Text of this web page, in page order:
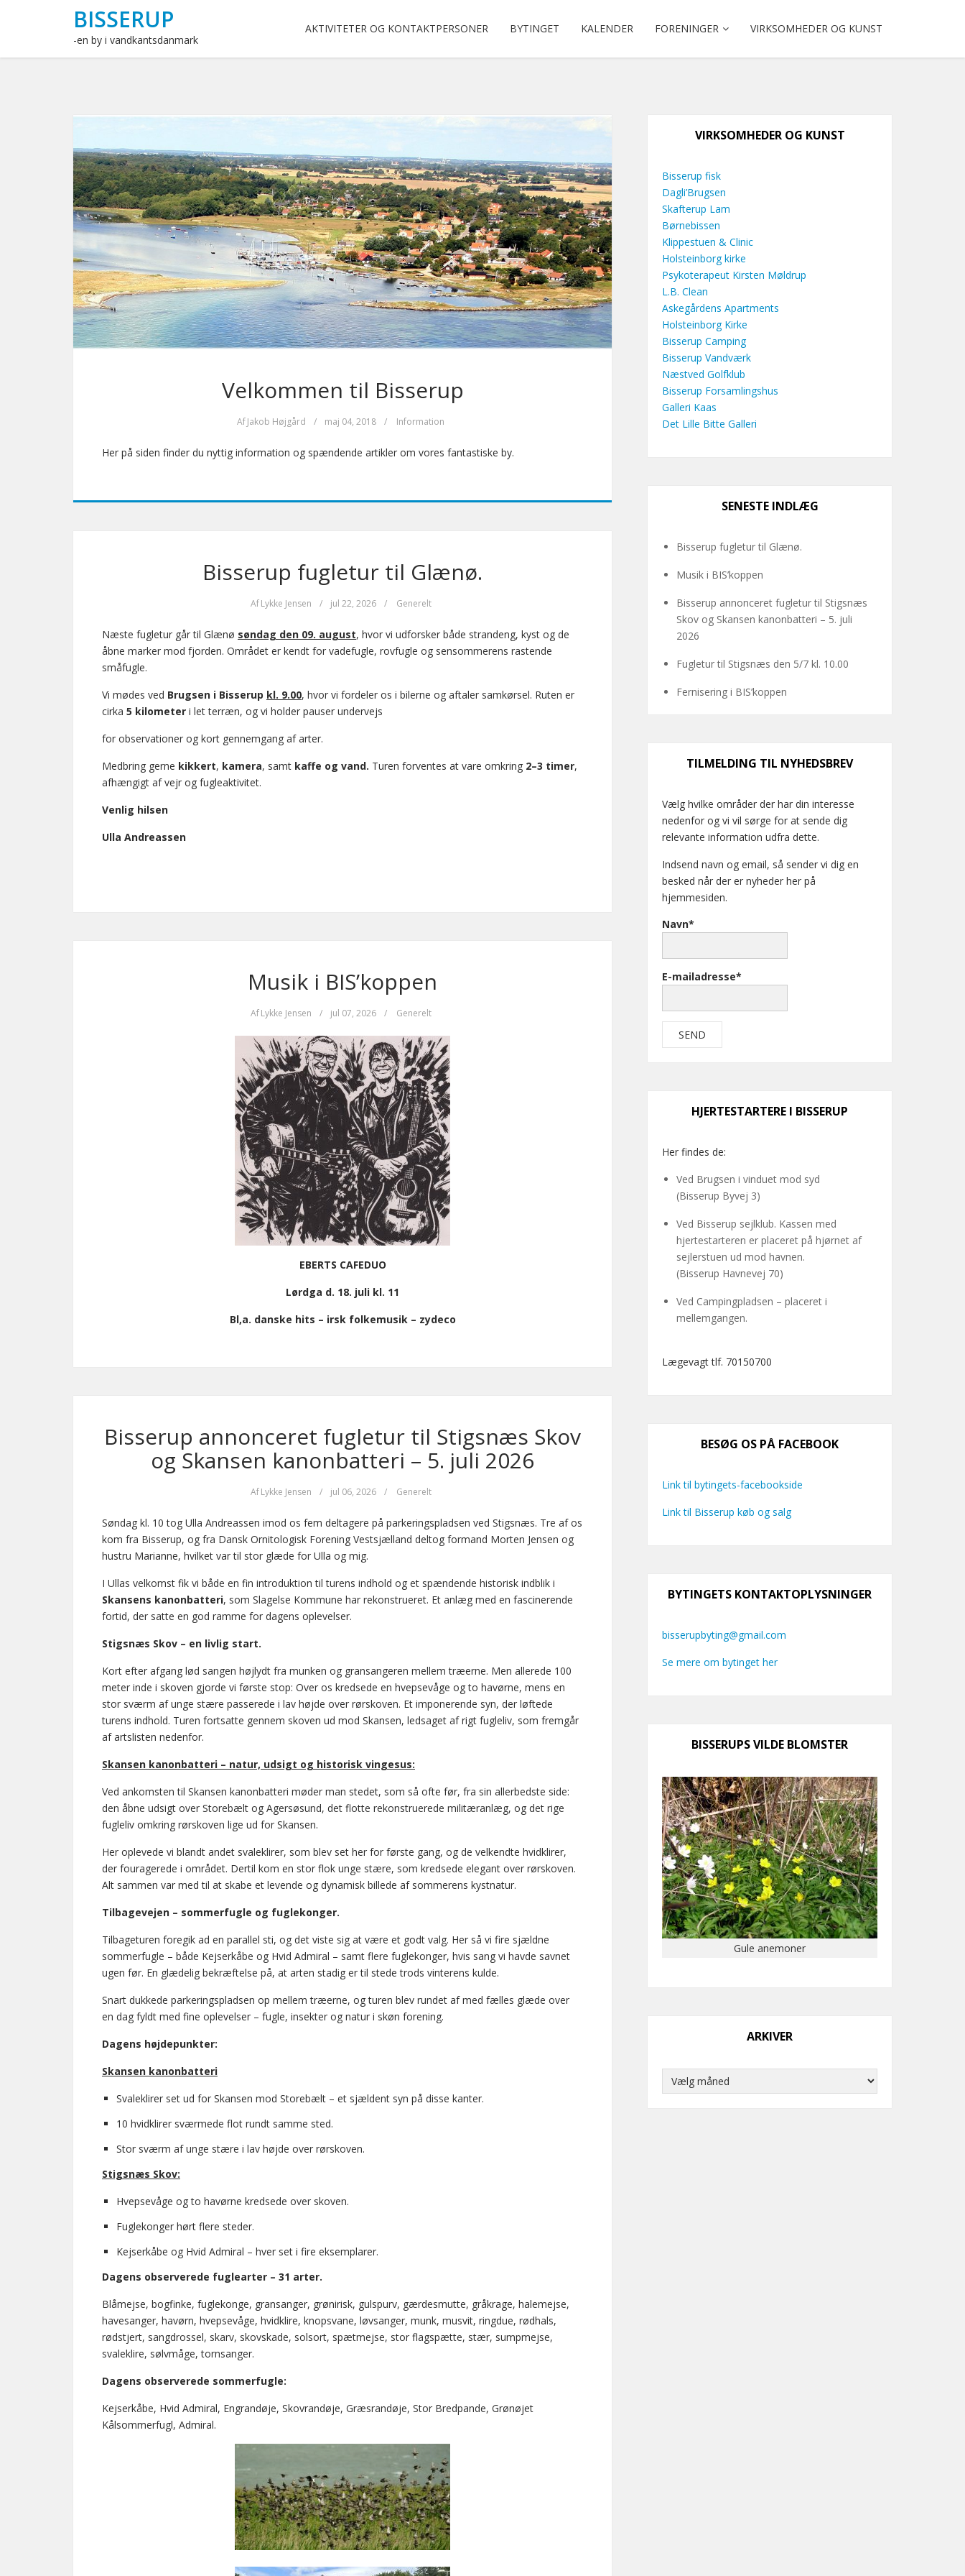
BISSERUP
-en by i vandkantsdanmark
AKTIVITETER OG KONTAKTPERSONER BYTINGET KALENDER FORENINGER VIRKSOMHEDER OG KUNST
Velkommen til Bisserup
AfJakob Højgård / maj 04, 2018 / Information
Her på siden finder du nyttig information og spændende artikler om vores fantastiske by.
Bisserup fugletur til Glænø.
Af Lykke Jensen / jul 22, 2026 / Generelt
Næste fugletur går til Glænø søndag den 09. august, hvor vi udforsker både strandeng, kyst og de
åbne marker mod fjorden. Området er kendt for vadefugle, rovfugle og sensommerens rastende
småfugle.
Vi mødes ved Brugsen i Bisserup kl. 9.00, hvor vi fordeler os i bilerne og aftaler samkørsel. Ruten er
cirka 5 kilometer i let terræn, og vi holder pauser undervejs
for observationer og kort gennemgang af arter.
Medbring gerne kikkert, kamera, samt kaffe og vand. Turen forventes at vare omkring 2–3 timer,
afhængigt af vejr og fugleaktivitet.
Venlig hilsen
Ulla Andreassen
Musik i BIS’koppen
Af Lykke Jensen / jul 07, 2026 / Generelt
EBERTS CAFEDUO
Lørdga d. 18. juli kl. 11
Bl,a. danske hits – irsk folkemusik – zydeco
Bisserup annonceret fugletur til Stigsnæs Skov
og Skansen kanonbatteri – 5. juli 2026
Af Lykke Jensen / jul 06, 2026 / Generelt
Søndag kl. 10 tog Ulla Andreassen imod os fem deltagere på parkeringspladsen ved Stigsnæs. Tre af os
kom fra Bisserup, og fra Dansk Ornitologisk Forening Vestsjælland deltog formand Morten Jensen og
hustru Marianne, hvilket var til stor glæde for Ulla og mig.
I Ullas velkomst fik vi både en fin introduktion til turens indhold og et spændende historisk indblik i
Skansens kanonbatteri, som Slagelse Kommune har rekonstrueret. Et anlæg med en fascinerende
fortid, der satte en god ramme for dagens oplevelser.
Stigsnæs Skov – en livlig start.
Kort efter afgang lød sangen højlydt fra munken og gransangeren mellem træerne. Men allerede 100
meter inde i skoven gjorde vi første stop: Over os kredsede en hvepsevåge og to havørne, mens en
stor sværm af unge stære passerede i lav højde over rørskoven. Et imponerende syn, der løftede
turens indhold. Turen fortsatte gennem skoven ud mod Skansen, ledsaget af rigt fugleliv, som fremgår
af artslisten nedenfor.
Skansen kanonbatteri – natur, udsigt og historisk vingesus:
Ved ankomsten til Skansen kanonbatteri møder man stedet, som så ofte før, fra sin allerbedste side:
den åbne udsigt over Storebælt og Agersøsund, det flotte rekonstruerede militæranlæg, og det rige
fugleliv omkring rørskoven lige ud for Skansen.
Her oplevede vi blandt andet svaleklirer, som blev set her for første gang, og de velkendte hvidklirer,
der fouragerede i området. Dertil kom en stor flok unge stære, som kredsede elegant over rørskoven.
Alt sammen var med til at skabe et levende og dynamisk billede af sommerens kystnatur.
Tilbagevejen – sommerfugle og fuglekonger.
Tilbageturen foregik ad en parallel sti, og det viste sig at være et godt valg. Her så vi fire sjældne
sommerfugle – både Kejserkåbe og Hvid Admiral – samt flere fuglekonger, hvis sang vi havde savnet
ugen før. En glædelig bekræftelse på, at arten stadig er til stede trods vinterens kulde.
Snart dukkede parkeringspladsen op mellem træerne, og turen blev rundet af med fælles glæde over
en dag fyldt med fine oplevelser – fugle, insekter og natur i skøn forening.
Dagens højdepunkter:
Skansen kanonbatteri
Svaleklirer set ud for Skansen mod Storebælt – et sjældent syn på disse kanter.
10 hvidklirer sværmede flot rundt samme sted.
Stor sværm af unge stære i lav højde over rørskoven.
Stigsnæs Skov:
Hvepsevåge og to havørne kredsede over skoven.
Fuglekonger hørt flere steder.
Kejserkåbe og Hvid Admiral – hver set i fire eksemplarer.
Dagens observerede fuglearter – 31 arter.
Blåmejse, bogfinke, fuglekonge, gransanger, grønirisk, gulspurv, gærdesmutte, gråkrage, halemejse,
havesanger, havørn, hvepsevåge, hvidklire, knopsvane, løvsanger, munk, musvit, ringdue, rødhals,
rødstjert, sangdrossel, skarv, skovskade, solsort, spætmejse, stor flagspætte, stær, sumpmejse,
svaleklire, sølvmåge, tornsanger.
Dagens observerede sommerfugle:
Kejserkåbe, Hvid Admiral, Engrandøje, Skovrandøje, Græsrandøje, Stor Bredpande, Grønøjet
Kålsommerfugl, Admiral.
VIRKSOMHEDER OG KUNST
Bisserup fisk
Dagli’Brugsen
Skafterup Lam
Børnebissen
Klippestuen & Clinic
Holsteinborg kirke
Psykoterapeut Kirsten Møldrup
L.B. Clean
Askegårdens Apartments
Holsteinborg Kirke
Bisserup Camping
Bisserup Vandværk
Næstved Golfklub
Bisserup Forsamlingshus
Galleri Kaas
Det Lille Bitte Galleri
SENESTE INDLÆG
Bisserup fugletur til Glænø.
Musik i BIS’koppen
Bisserup annonceret fugletur til Stigsnæs
Skov og Skansen kanonbatteri – 5. juli
2026
Fugletur til Stigsnæs den 5/7 kl. 10.00
Fernisering i BIS’koppen
TILMELDING TIL NYHEDSBREV
Vælg hvilke områder der har din interesse
nedenfor og vi vil sørge for at sende dig
relevante information udfra dette.
Indsend navn og email, så sender vi dig en
besked når der er nyheder her på
hjemmesiden.
Navn*
E-mailadresse*
HJERTESTARTERE I BISSERUP
Her findes de:
Ved Brugsen i vinduet mod syd
(Bisserup Byvej 3)
Ved Bisserup sejlklub. Kassen med
hjertestarteren er placeret på hjørnet af
sejlerstuen ud mod havnen.
(Bisserup Havnevej 70)
Ved Campingpladsen – placeret i
mellemgangen.
Lægevagt tlf. 70150700
BESØG OS PÅ FACEBOOK
Link til bytingets-facebookside
Link til Bisserup køb og salg
BYTINGETS KONTAKTOPLYSNINGER
bisserupbyting@gmail.com
Se mere om bytinget her
BISSERUPS VILDE BLOMSTER
Gule anemoner
ARKIVER
Arkiver